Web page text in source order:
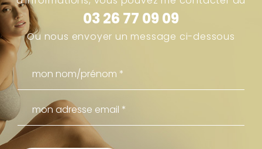
03 26 77 09 09
Ou nous envoyer un message ci-dessous